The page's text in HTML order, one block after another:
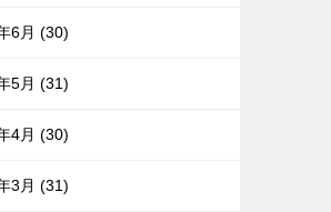
6月 (30)
5月 (31)
4月 (30)
3月 (31)